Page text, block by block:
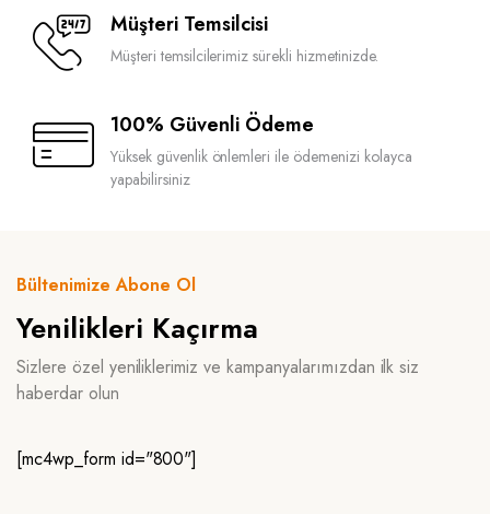
Müşteri Temsilcisi
Müşteri temsilcilerimiz sürekli hizmetinizde.
100% Güvenli Ödeme
Yüksek güvenlik önlemleri ile ödemenizi kolayca
yapabilirsiniz
Bültenimize Abone Ol
Yenilikleri Kaçırma
Sizlere özel yeniliklerimiz ve kampanyalarımızdan ilk siz
haberdar olun
[mc4wp_form id="800"]